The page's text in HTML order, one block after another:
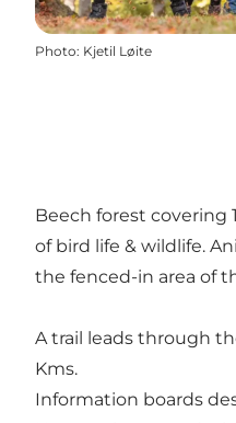
Photo: Kjetil Løite
Beech forest covering
of bird life & wildlife.
the fenced-in area of
A trail leads through
Kms.
Information boards